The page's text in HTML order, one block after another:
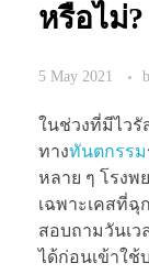
หรือไม่?
5 May 2021
ในช่วงที่มีไวรั
ทางทันตกรรม
หลาย ๆ โรง
เฉพาะเคสที่ฉุ
สอบถามวันเว
ได้ก่อนเข้าใช้